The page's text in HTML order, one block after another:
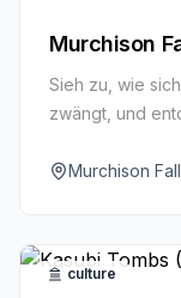
Murchison
Sieh zu, wie
zwängt, und
Murchison
culture